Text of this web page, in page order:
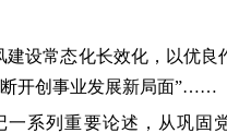
设常态化长效化，以优良
开创事业发展新局面”……
系列重要论述，从巩固